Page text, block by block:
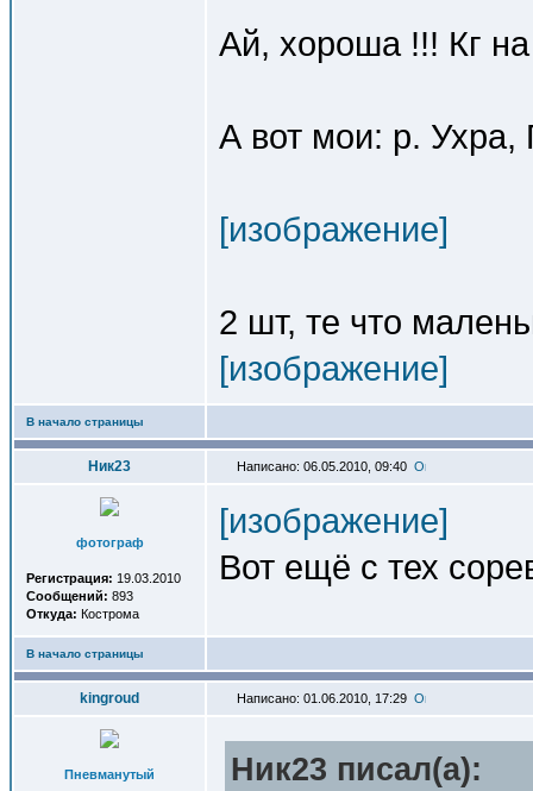
Ай, хороша !!! Кг на
А вот мои: р. Ухра,
[изображение]
2 шт, те что
[изображение]
В начало страницы
Ник23 Написано: 06.05.2010, 09:40
фотограф
Регистрация: 19.03.2010
Сообщений: 893
Откуда: Кострома
[изображение]
Вот ещё с тех
В начало страницы
kingroud Написано: 01.06.2010, 17:29
Пневманутый Ник23 писал(a):